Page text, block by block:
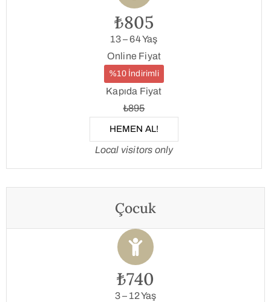
₺805
13 – 64 Yaş
Online Fiyat
%10 İndirimli
Kapıda Fiyat
₺895
HEMEN AL!
Local visitors only
Çocuk
₺740
3 – 12 Yaş